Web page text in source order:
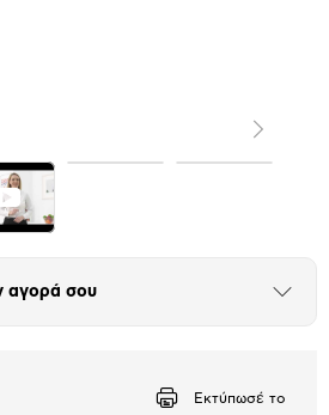
Επόμενο
φωτογραφίας
αγορά σου
Άνοιξε
Εκτύπωσέ το